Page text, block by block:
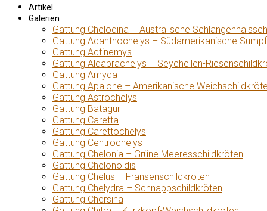
Artikel
Galerien
Gattung Chelodina – Australische
Gattung Acanthochelys – Südamerikanische
Gattung Actinemys
Gattung Aldabrachelys – Seychellen-
Gattung Amyda
Gattung Apalone – Amerikanische
Gattung Astrochelys
Gattung Batagur
Gattung Caretta
Gattung Carettochelys
Gattung Centrochelys
Gattung Chelonia – Grüne Meeresschildkröten
Gattung Chelonoidis
Gattung Chelus – Fransenschildkröten
Gattung Chelydra – Schnappschildkröten
Gattung Chersina